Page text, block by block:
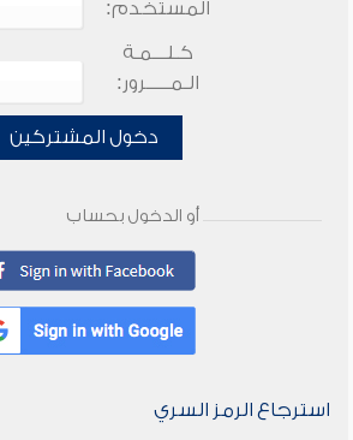
المستخدم:
كـلـــمـة
الـمـــــرور:
دخول المشتركين
أو الدخول بحساب
استرجاع الرمز السري